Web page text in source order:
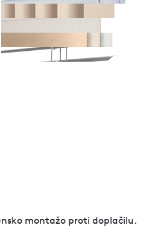
montažo proti doplačilu.